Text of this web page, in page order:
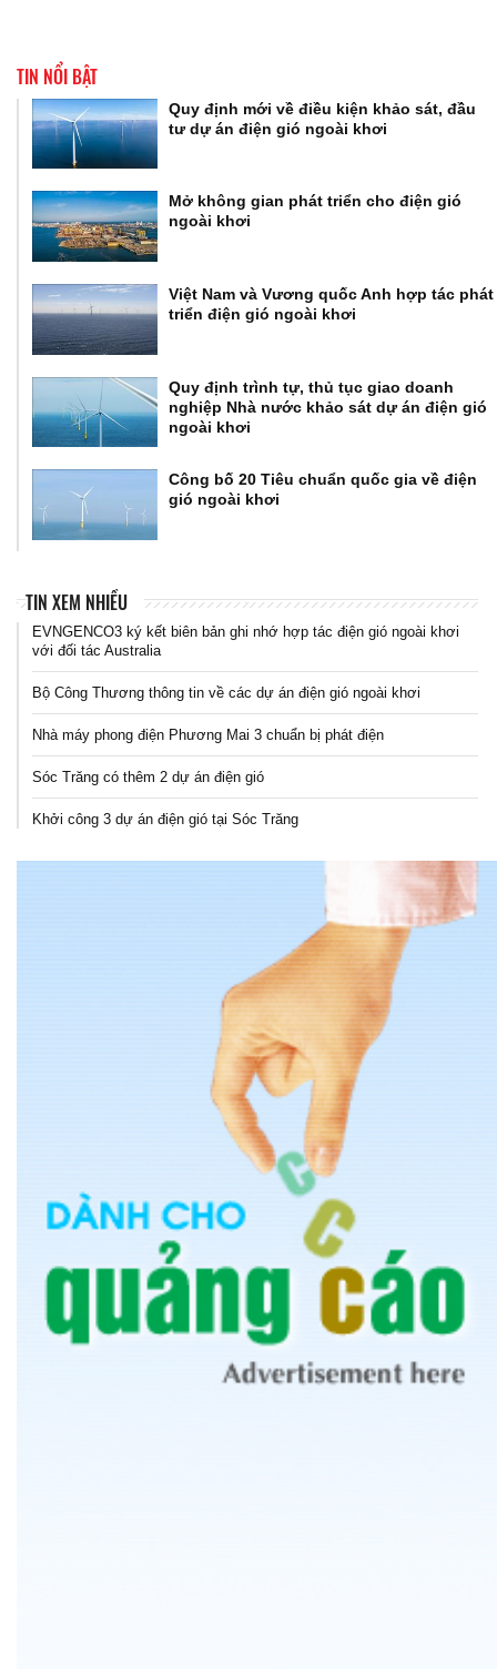
TIN NỔI BẬT
Quy định mới về điều kiện khảo sát, đầu
tư dự án điện gió ngoài khơi
Mở không gian phát triển cho điện gió
ngoài khơi
Việt Nam và Vương quốc Anh hợp tác phát
triển điện gió ngoài khơi
Quy định trình tự, thủ tục giao doanh
nghiệp Nhà nước khảo sát dự án điện gió
ngoài khơi
Công bố 20 Tiêu chuẩn quốc gia về điện
gió ngoài khơi
TIN XEM NHIỀU
EVNGENCO3 ký kết biên bản ghi nhớ hợp tác điện gió ngoài khơi
với đối tác Australia
Bộ Công Thương thông tin về các dự án điện gió ngoài khơi
Nhà máy phong điện Phương Mai 3 chuẩn bị phát điện
Sóc Trăng có thêm 2 dự án điện gió
Khởi công 3 dự án điện gió tại Sóc Trăng